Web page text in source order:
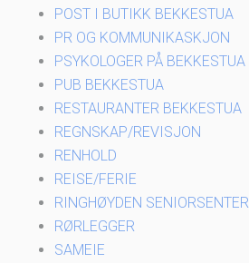
POST I BUTIKK BEKKESTUA
PR OG KOMMUNIKASKJON
PSYKOLOGER PÅ BEKKESTUA
PUB BEKKESTUA
RESTAURANTER BEKKESTUA
REGNSKAP/REVISJON
RENHOLD
REISE/FERIE
RINGHØYDEN SENIORSENTER
RØRLEGGER
SAMEIE